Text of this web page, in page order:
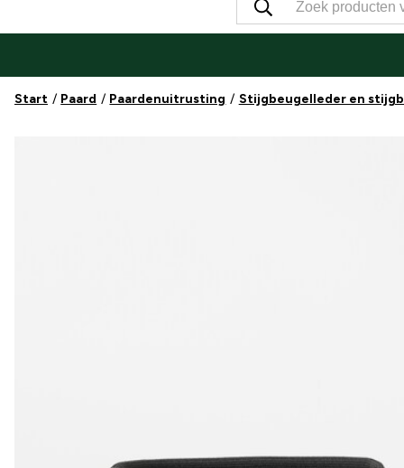
Start Paard Paardenuitrusting Stijgbeugelleder en